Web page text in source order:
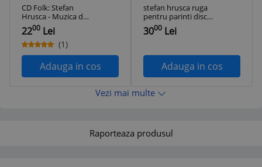
CD Folk: Stefan
Hrusca - Muzica de
colectie ( Jurnalul
National nr. 98 - vezi
descriere )
2200 Lei
(1)
Adauga in cos
stefan hrusca ruga
pentru parinti disc
vinyl lp album
muzica folk usoara
3000 Lei
Adauga in cos
Vezi mai multe
Raporteaza produsul